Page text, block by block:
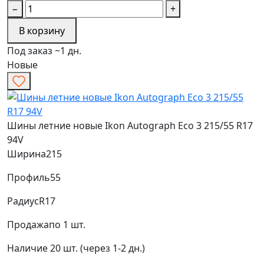
−
+
В корзину
Под заказ ~1 дн.
Новые
Шины летние новые Ikon Autograph Eco 3 215/55 R17
94V
Ширина215
Профиль55
РадиусR17
Продажапо 1 шт.
Наличие20 шт. (через 1-2 дн.)